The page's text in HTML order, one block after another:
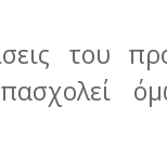
του